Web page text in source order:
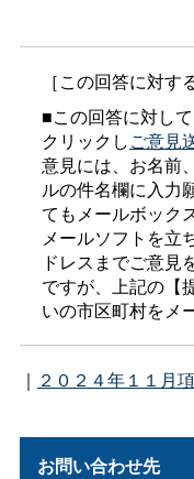
［この回答に対す
■この回答に対し
クリックしご意見
意見には、お名前
ルの件名欄に入力
てもメールボック
メールソフトを立
ドレスまでご意見
ですが、上記の【
いの市区町村をメ
｜ ２０２４年１１月
お問い合わせ先